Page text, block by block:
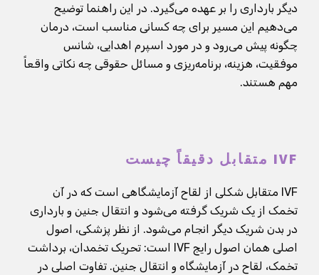
دیگر بارداری را بر عهده می‌گیرد. در این راهنما توضیح
می‌دهیم این مسیر برای چه کسانی مناسب است، درمان
چگونه پیش می‌رود و در مورد اسپرم اهدایی، شانس
موفقیت، هزینه، برنامه‌ریزی و مسائل حقوقی چه نکاتی واقعاً
مهم هستند.
IVF متقابل دقیقاً چیست
IVF متقابل شکلی از لقاح آزمایشگاهی است که در آن
تخمک از یک شریک گرفته می‌شود و انتقال جنین و بارداری
در بدن شریک دیگر انجام می‌شود. از نظر پزشکی، اصول
اصلی همان اصول رایج IVF است: تحریک تخمدان، برداشت
تخمک، لقاح در آزمایشگاه و انتقال جنین. تفاوت اصلی در